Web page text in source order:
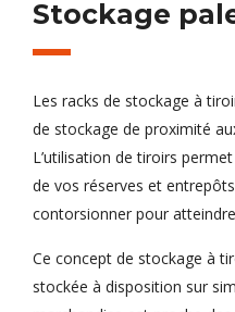
Stockage
Les racks de stockage à
de stockage de proximité
L’utilisation de tiroirs
de vos réserves et
contorsionner pour
Ce concept de stockage à
stockée à disposition sur